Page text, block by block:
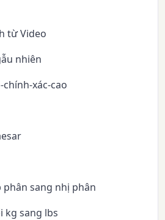
từ Video
nhiên
xác-cao
sang nhị phân
kg sang lbs